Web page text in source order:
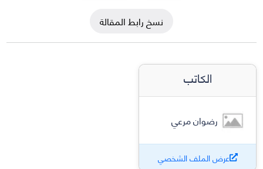
نسخ رابط المقالة
الكاتب
رضوان مرعي
عرض الملف الشخصي